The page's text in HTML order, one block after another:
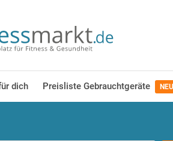
dich Preisliste Gebrauchtgeräte NEU